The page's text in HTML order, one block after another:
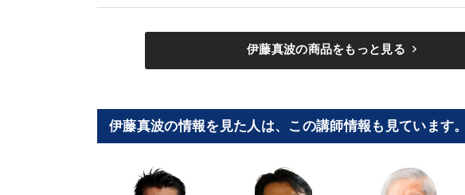
伊藤真波の商品をもっと見る keyboard_arrow_right
伊藤真波の情報を見た人は、この講師情報も見ています。